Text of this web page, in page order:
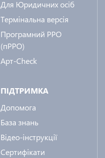
Для Юридичних осіб
Термінальна версія
Програмний РРО
(пРРО)
Арт-Check
ПІДТРИМКА
Допомога
База знань
Відео-інструкції
Сертифікати